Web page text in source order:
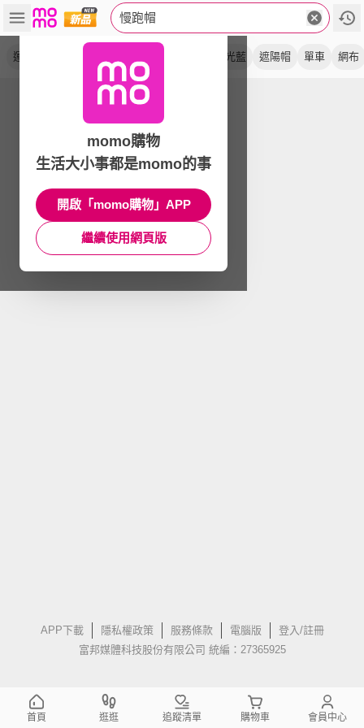
慢跑帽
運動帽 螢光藍 遮陽帽 單車 網布
APP下載 隱私權政策 服務條款 電腦版
登入/註冊
富邦媒體科技股份有限公司 統編：27365925
momo購物
生活大小事都是momo的事
開啟「momo購物」APP
繼續使用網頁版
首頁 逛逛 追蹤清單 購物車 會員中心